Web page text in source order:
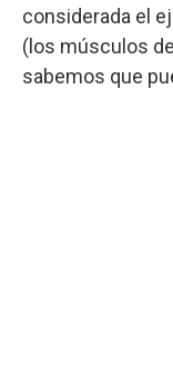
considerada el
(los músculos
sabemos que